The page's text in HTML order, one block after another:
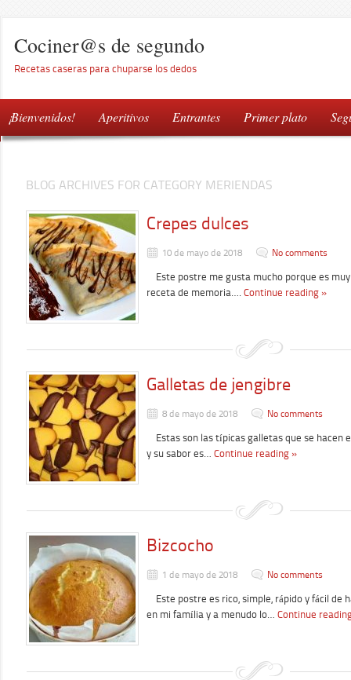
Cociner@s de segundo
Recetas caseras para chuparse los dedos
¡Bienvenidos! Aperitivos Entrantes Primer plato
BLOG ARCHIVES FOR CATEGORY MERIENDAS
Crepes dulces
10 de mayo de 2018 No comments
Este postre me gusta mucho porque es
receta de memoria…. Continue reading »
Galletas de jengibre
8 de mayo de 2018 No comments
Estas son las típicas galletas que se hacen
y su sabor es… Continue reading »
Bizcocho
1 de mayo de 2018 No comments
Este postre es rico, simple, rápido y fácil de
en mi família y a menudo lo… Continue